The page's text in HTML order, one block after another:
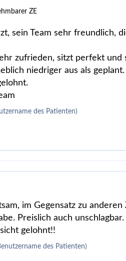
ZE
sein Team sehr freundlich,
zufrieden, sitzt perfekt und
niedriger aus als geplant.
des Patienten)
im Gegensatz zu anderen
Preislich auch
gelohnt!!
des Patienten)